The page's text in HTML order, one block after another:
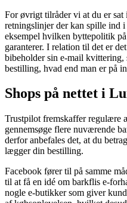
For øvrigt tilråder vi at du er sat
retningslinjer der kan spille ind
eksempel hvilken byttepolitik
garanterer. I relation til det er
bibeholder sin e-mail kvittering,
bestilling, hvad end man er på
Shops på nettet i
Trustpilot fremskaffer regulære
gennemsøge flere nuværende
derfor anbefales det, at du
lægger din bestilling.
Facebook fører til på samme
til at få en idé om barkflis e-
nogle e-butikker som giver